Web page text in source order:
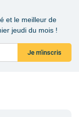
et le meilleur de
jeudi du mois !
Je m'inscris